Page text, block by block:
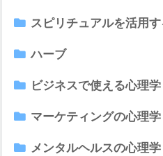
スピリチュアルを活用す
ハーブ
ビジネスで使える心理学
マーケティングの心理学
メンタルヘルスの心理学